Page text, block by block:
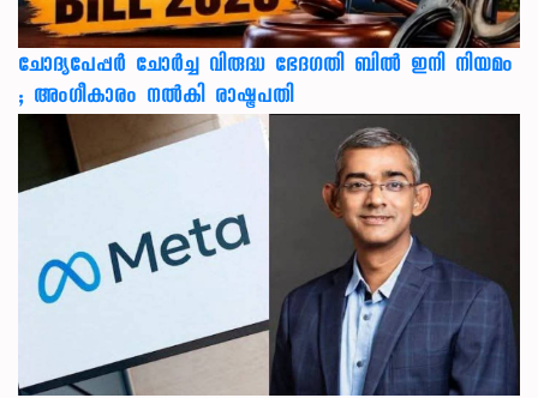
ചോദ്യപേപ്പർ ചോർച്ച വിരുദ്ധ ഭേദഗതി ബിൽ ഇനി നിയമം
; അംഗീകാരം നൽകി രാഷ്ട്രപതി